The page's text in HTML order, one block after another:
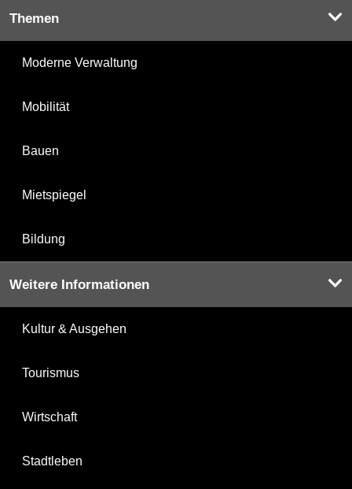
Themen
Moderne Verwaltung
Mobilität
Bauen
Mietspiegel
Bildung
Weitere Informationen
Kultur & Ausgehen
Tourismus
Wirtschaft
Stadtleben